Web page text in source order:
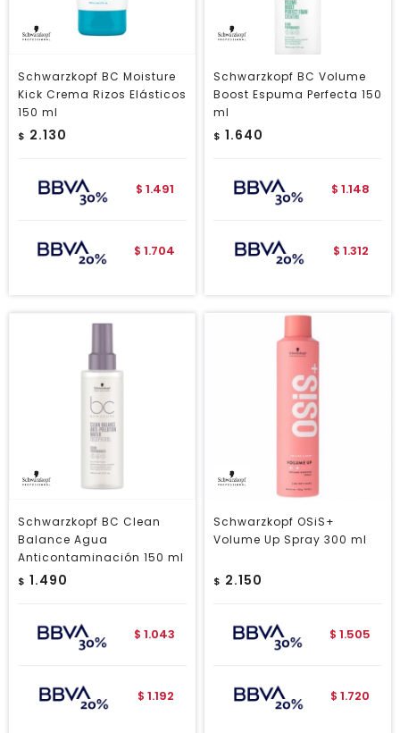
Schwarzkopf BC Moisture
Kick Crema Rizos Elásticos
150 ml
$ 2.130
$ 1.491
$ 1.704
Schwarzkopf BC Volume
Boost Espuma Perfecta 150
ml
$ 1.640
$ 1.148
$ 1.312
Schwarzkopf BC Clean
Balance Agua
Anticontaminación 150 ml
$ 1.490
$ 1.043
$ 1.192
Schwarzkopf OSiS+
Volume Up Spray 300 ml
$ 2.150
$ 1.505
$ 1.720